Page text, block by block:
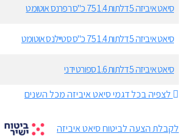
סיאט איביזה 5 דלתות 1.4 75 כ"ס רפרנס אוטומט
סיאט איביזה 5 דלתות 1.4 75 כ"ס סטיילנס אוטומט
סיאט איביזה 5 דלתות 1.6 ספורט ידני
לצפיה בכל דגמי סיאט איביזה מכל השנים
לקבלת הצעה לביטוח סיאט איביזה